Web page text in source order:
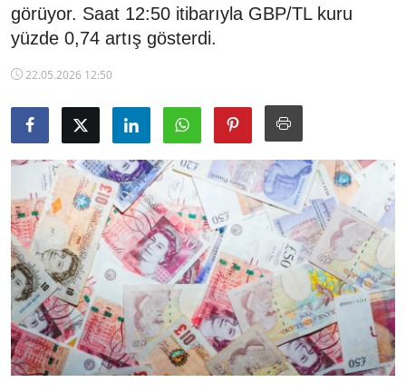
Çeviriciler
TCMB Kurları
Emtia Fiyatları
Kapalı Çarşı
Şirket Haberleri
görüyor. Saat 12:50 itibarıyla GBP/TL kuru
yüzde 0,74 artış gösterdi.
22.05.2026 12:50